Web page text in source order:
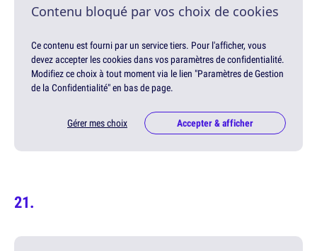
Contenu bloqué par vos choix de cookies
Ce contenu est fourni par un service tiers. Pour l'afficher, vous
devez accepter les cookies dans vos paramètres de confidentialité.
Modifiez ce choix à tout moment via le lien "Paramètres de Gestion
de la Confidentialité" en bas de page.
Gérer mes choix Accepter & afficher